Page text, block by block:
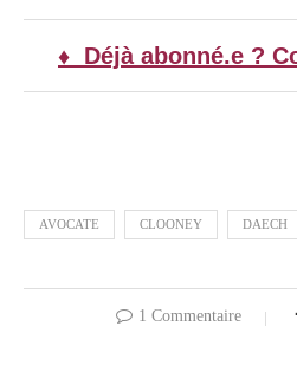
♦ Déjà abonné.e ?
AVOCATE CLOONEY DAECH
1 Commentaire